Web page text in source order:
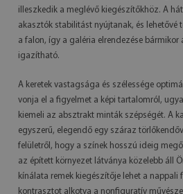
illeszkedik a meglévő kiegészítőkhöz. A
akasztók stabilitást nyújtanak, és lehetővé
a falon, így a galéria elrendezése bármikor
igazítható.
A keretek vastagsága és szélessége
vonja el a figyelmet a képi tartalomról,
kiemeli az absztrakt minták szépségét. A
egyszerű, elegendő egy száraz
felületről, hogy a színek hosszú ideig
az épített környezet látványa közelebb áll
kínálata remek kiegészítője lehet a nappali
kontrasztot alkotva a nonfiguratív